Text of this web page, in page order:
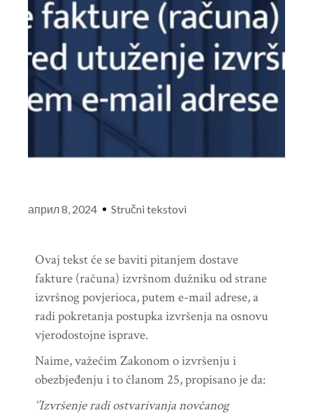
април 8, 2024 Stručni tekstovi
Ovaj tekst će se baviti pitanjem dostave
fakture (računa) izvršnom dužniku od strane
izvršnog povjerioca, putem e-mail adrese, a
radi pokretanja postupka izvršenja na osnovu
vjerodostojne isprave.
Naime, važećim Zakonom o izvršenju i
obezbjeđenju i to članom 25, propisano je da:
‘’Izvršenjeradiostvarivanjanovčanog